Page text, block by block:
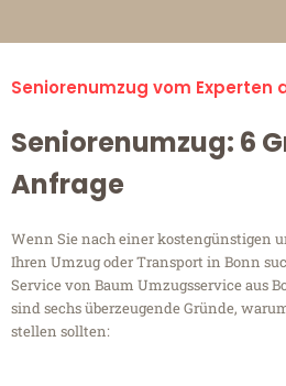
Seniorenumzug vom Experten
Seniorenumzug: 6
Anfrage
Wenn Sie nach einer kostengünstigen
Ihren Umzug oder Transport in Bonn
Service von Baum Umzugsservice aus
sind sechs überzeugende Gründe,
stellen sollten: